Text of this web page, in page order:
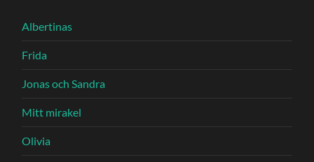
Albertinas
Frida
Jonas och Sandra
Mitt mirakel
Olivia